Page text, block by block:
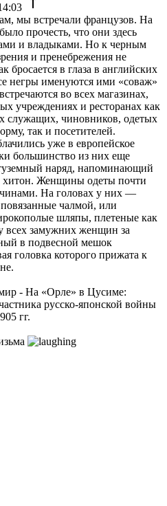
мы встречали французов. На
прочесть, что они здесь
и владыками. Но к черным
и пренебрежения не
бросается в глаза в английских
негры именуются ими «соваж»
во всех магазинах,
учреждениях и ресторанах как
служащих, чиновников, одетых
так и посетителей.
уже в европейское
большинство из них еще
наряд, напоминающий
хитон. Женщины одеты почти
На головах у них —
чалмой, или
шляпы, плетеные как
всех замужних женщин за
в подвесной мешок
головка которого прижата к
- На «Орле» в Цусиме:
русско-японской войны
гг.